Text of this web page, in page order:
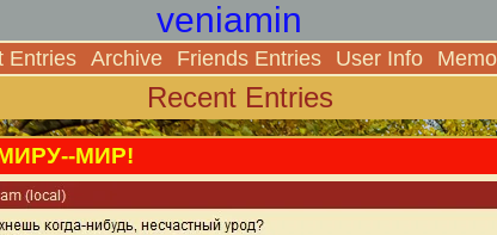
veniamin
Entries Archive Friends Entries User Info
Recent Entries
МИР!